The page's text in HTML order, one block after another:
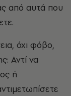
από αυτά που
όχι φόβο,
Αντί να
ή